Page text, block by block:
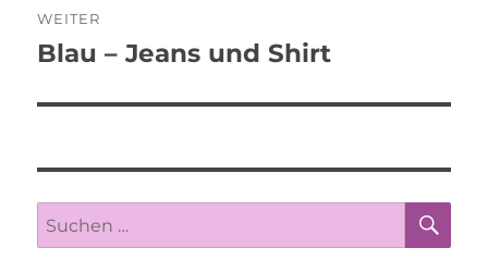
WEITER
Nächster
Blau – Jeans und Shirt
Suche
nach: